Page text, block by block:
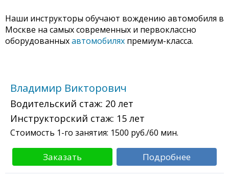
Наши инструкторы обучают вождению автомобиля в
Москве на самых современных и первоклассно
оборудованныхавтомобилях премиум-класса.
Владимир Викторович
Водительский стаж: 20 лет
Инструкторский стаж: 15 лет
Стоимость 1-го занятия: 1500 руб./60 мин.
Заказать Подробнее